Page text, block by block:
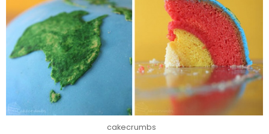
cakecrumbs